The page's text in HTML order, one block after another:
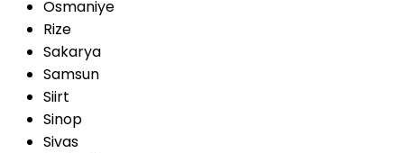
Osmaniye
Rize
Sakarya
Samsun
Siirt
Sinop
Sivas